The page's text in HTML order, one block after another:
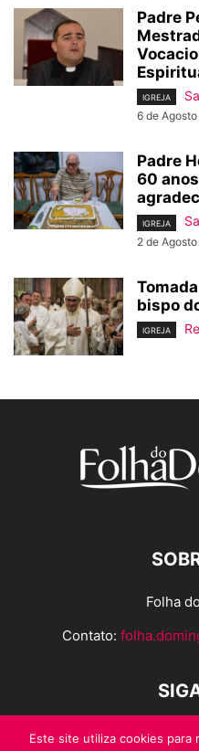
Padre
IGREJA
6 de
Padre
60
IGREJA
2 de
bispo
IGREJA
Folha
Contato:
Este site utiliza cookies para